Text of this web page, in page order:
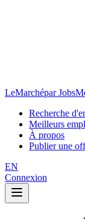
LeMarchépar
Recherche
Meilleurs
À propos
Publier une
EN
Connexion